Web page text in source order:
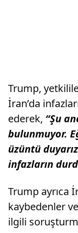
Trump,
İran’da
ederek, “Şu
bulunmuyor.
üzüntü
infazların
Trump ayrıca
kaybedenler
ilgili